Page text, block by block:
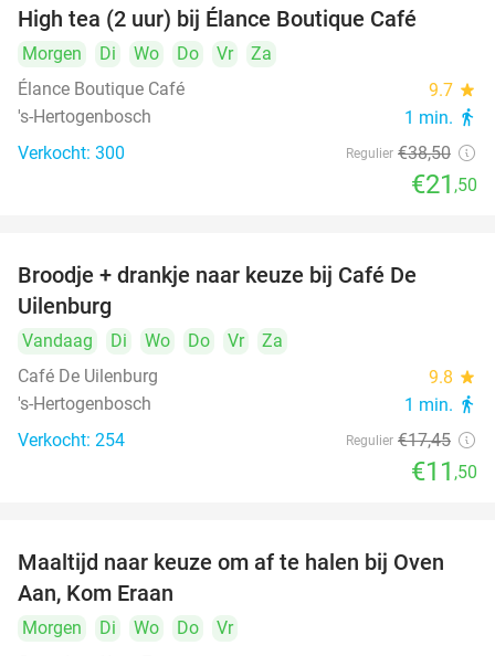
High tea (2 uur) bij Élance Boutique Café
Morgen Di Wo Do Vr
Za
Élance Boutique Café
9.7 star
's-Hertogenbosch 1 min. directions_walk
Verkocht: 300 Regulier €38,50
€21 ,50
Broodje + drankje naar keuze bij Café De
Uilenburg
Vandaag Di Wo Do Vr
Za
Café De Uilenburg
9.8 star
's-Hertogenbosch 1 min. directions_walk
Verkocht: 254 Regulier €17,45
€11 ,50
48%
Maaltijd naar keuze om af te halen bij Oven
Aan, Kom Eraan
Morgen Di Wo Do
Vr